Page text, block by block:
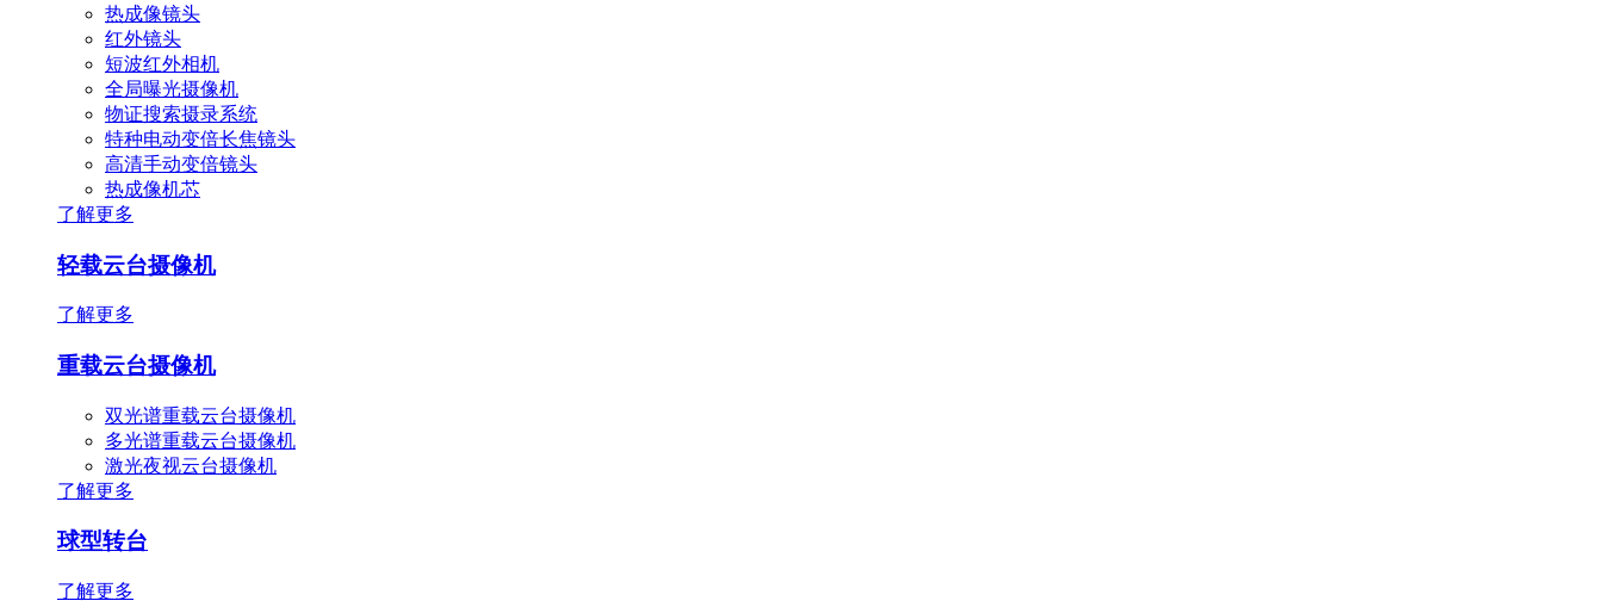
热成像镜头
红外镜头
短波红外相机
全局曝光摄像机
物证搜索摄录系统
特种电动变倍长焦镜头
高清手动变倍镜头
热成像机芯
了解更多
轻载云台摄像机
了解更多
重载云台摄像机
双光谱重载云台摄像机
多光谱重载云台摄像机
激光夜视云台摄像机
了解更多
球型转台
了解更多